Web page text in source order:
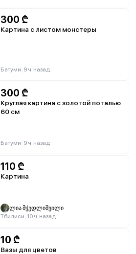
300 ₾
Картина с листом монстеры
Батуми 9 ч. назад
300 ₾
Круглая картина с золотой поталью
60 см
Батуми 9 ч. назад
110 ₾
Картина
ლია მჭედლიშვილი
Тбилиси 10 ч. назад
10 ₾
Вазы для цветов